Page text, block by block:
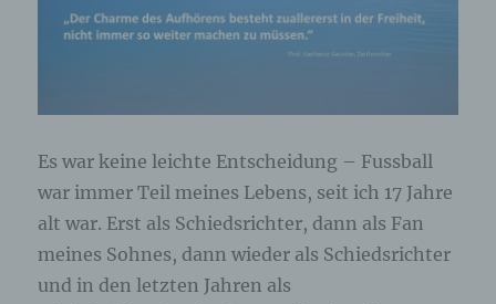
Es war keine leichte Entscheidung – Fussball
war immer Teil meines Lebens, seit ich 17 Jahre
alt war. Erst als Schiedsrichter, dann als Fan
meines Sohnes, dann wieder als Schiedsrichter
und in den letzten Jahren als
betroffenen Person gespeichert. Es erfolgt keine
Weitergabe dieser personenbezogenen Daten an
Internetseite
Wir bieten den Nutzern auf einem Blog, der sich
auf der Internetseite des für die Verarbeitung
Verantwortlichen befindet, die Möglichkeit,
individuelle Kommentare zu einzelnen Blog-
Beiträgen zu hinterlassen. Ein Blog ist ein auf
einer Internetseite geführtes, in der Regel öffentlich
einsehbares Portal, in welchem eine oder mehrere